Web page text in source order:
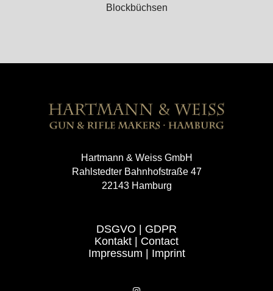
Blockbüchsen
Hartmann & Weiss GmbH
Rahlstedter Bahnhofstraße 47
22143 Hamburg
DSGVO | GDPR
Kontakt | Contact
Impressum | Imprint